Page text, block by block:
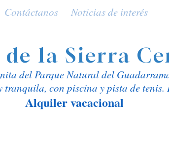
Contáctanos Noticias de interés
e la Sierra
del Parque Natural del
tranquila, con piscina y pista de tenis.
Alquiler vacacional